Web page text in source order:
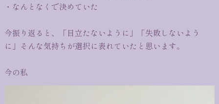
・なんとなくで決めていた
今振り返ると、「目立たないように」「失敗しないよう
に」そんな気持ちが選択に表れていたと思います。
今の私